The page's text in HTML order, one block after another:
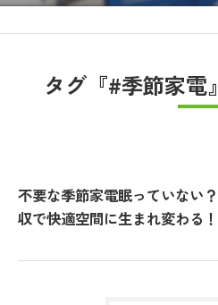
タグ『#季節家電
不要な季節家電眠っていない
収で快適空間に生まれ変わる！